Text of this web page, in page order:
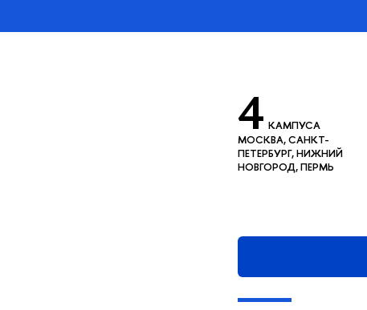
4КАМПУСА
МОСКВА, САНКТ-
ПЕТЕРБУРГ, НИЖНИЙ
НОВГОРОД, ПЕРМЬ